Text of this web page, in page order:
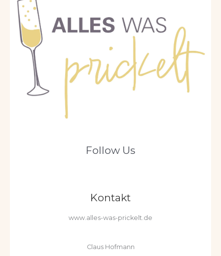
Follow Us
Kontakt
www.alles-was-prickelt.de
Claus Hofmann